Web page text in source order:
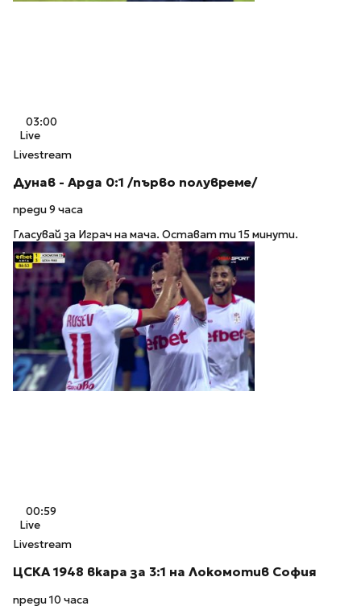
03:00
Live
Livestream
Дунав - Арда 0:1 /първо полувреме/
преди 9 часа
Гласувай за Играч на мача. Остават ти 15 минути.
00:59
Live
Livestream
ЦСКА 1948 вкара за 3:1 на Локомотив София
преди 10 часа